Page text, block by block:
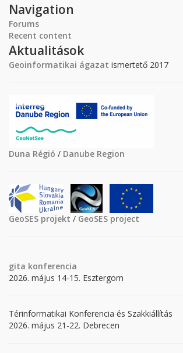
Navigation
Forums
Recent content
Aktualitások
Geoinformatikai ágazat ismertető 2017
Duna Régió / Danube Region
GeoSES projekt / GeoSES project
gita konferencia
2026. május 14-15. Esztergom
Térinformatikai Konferencia és Szakkiállítás
2026. május 21-22. Debrecen